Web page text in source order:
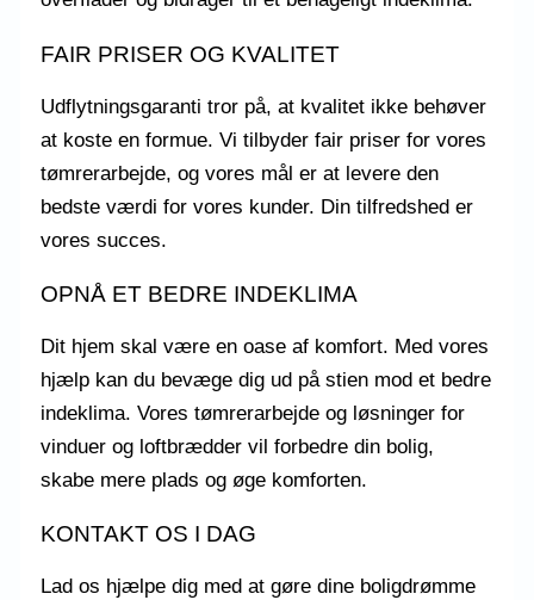
FAIR PRISER OG KVALITET
Udflytningsgaranti tror på, at kvalitet ikke behøver
at koste en formue. Vi tilbyder fair priser for vores
tømrerarbejde, og vores mål er at levere den
bedste værdi for vores kunder. Din tilfredshed er
vores succes.
OPNÅ ET BEDRE INDEKLIMA
Dit hjem skal være en oase af komfort. Med vores
hjælp kan du bevæge dig ud på stien mod et bedre
indeklima. Vores tømrerarbejde og løsninger for
vinduer og loftbrædder vil forbedre din bolig,
skabe mere plads og øge komforten.
KONTAKT OS I DAG
Lad os hjælpe dig med at gøre dine boligdrømme